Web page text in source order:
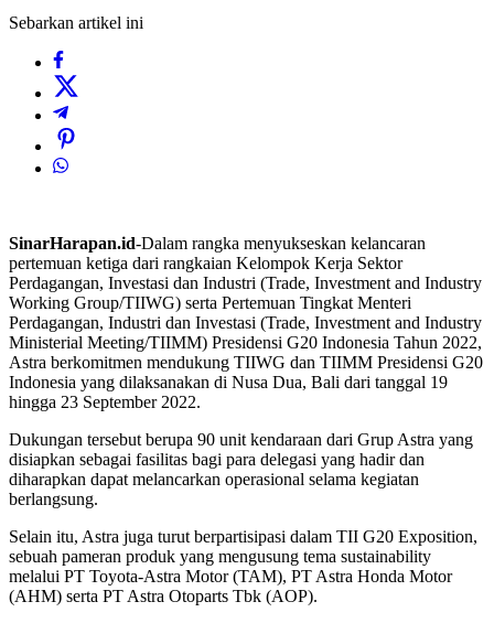
Sebarkan artikel ini
SinarHarapan.id-Dalam rangka menyukseskan kelancaran
pertemuan ketiga dari rangkaian Kelompok Kerja Sektor
Perdagangan, Investasi dan Industri (Trade, Investment and Industry
Working Group/TIIWG) serta Pertemuan Tingkat Menteri
Perdagangan, Industri dan Investasi (Trade, Investment and Industry
Ministerial Meeting/TIIMM) Presidensi G20 Indonesia Tahun 2022,
Astra berkomitmen mendukung TIIWG dan TIIMM Presidensi G20
Indonesia yang dilaksanakan di Nusa Dua, Bali dari tanggal 19
hingga 23 September 2022.
Dukungan tersebut berupa 90 unit kendaraan dari Grup Astra yang
disiapkan sebagai fasilitas bagi para delegasi yang hadir dan
diharapkan dapat melancarkan operasional selama kegiatan
berlangsung.
Selain itu, Astra juga turut berpartisipasi dalam TII G20 Exposition,
sebuah pameran produk yang mengusung tema sustainability
melalui PT Toyota-Astra Motor (TAM), PT Astra Honda Motor
(AHM) serta PT Astra Otoparts Tbk (AOP).